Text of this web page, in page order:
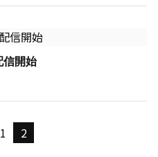
開始
1 2